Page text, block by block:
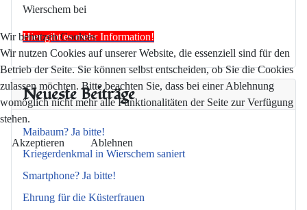
Wierschem bei
Hier gibt es mehr Information!
Neueste Beiträge
Maibaum? Ja bitte!
Kriegerdenkmal in Wierschem saniert
Smartphone? Ja bitte!
Ehrung für die Küsterfrauen
Wir benutzen Cookies
Wir nutzen Cookies auf unserer Website, die essenziell sind für den
Betrieb der Seite. Sie können selbst entscheiden, ob Sie die Cookies
zulassen möchten. Bitte beachten Sie, dass bei einer Ablehnung
womöglich nicht mehr alle Funktionalitäten der Seite zur Verfügung
stehen.
Akzeptieren Ablehnen